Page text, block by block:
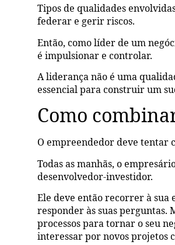
Tipos de qualidades
federar e gerir riscos.
Então, como líder de um
é impulsionar e controlar.
A liderança não é uma
essencial para construir um
Como
O empreendedor deve tentar
Todas as manhãs, o
desenvolvedor-investidor.
Ele deve então recorrer à sua
responder às suas
processos para tornar o seu
interessar por novos projetos